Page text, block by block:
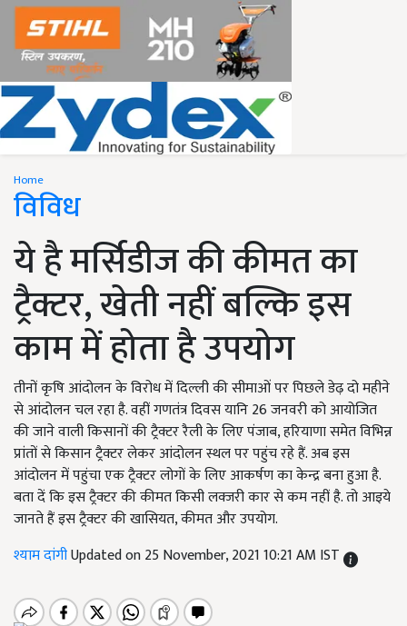
Home
विविध
ये है मर्सिडीज की कीमत का
ट्रैक्टर, खेती नहीं बल्कि इस
काम में होता है उपयोग
तीनों कृषि आंदोलन के विरोध में दिल्ली की सीमाओं पर पिछले डेढ़ दो महीने
से आंदोलन चल रहा है. वहीं गणतंत्र दिवस यानि 26 जनवरी को आयोजित
की जाने वाली किसानों की ट्रैक्टर रैली के लिए पंजाब, हरियाणा समेत विभिन्न
प्रांतों से किसान ट्रैक्टर लेकर आंदोलन स्थल पर पहुंच रहे हैं. अब इस
आंदोलन में पहुंचा एक ट्रैक्टर लोगों के लिए आकर्षण का केन्द्र बना हुआ है.
बता दें कि इस ट्रैक्टर की कीमत किसी लक्जरी कार से कम नहीं है. तो आइये
जानते हैं इस ट्रैक्टर की खासियत, कीमत और उपयोग.
श्याम दांगीUpdated on 25 November, 2021 10:21 AM IST